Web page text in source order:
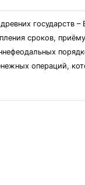
государств
сроков,
операций,